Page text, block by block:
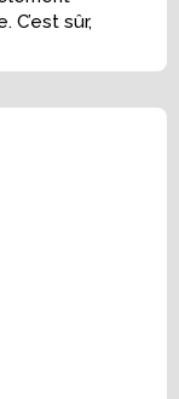
C’est sûr,